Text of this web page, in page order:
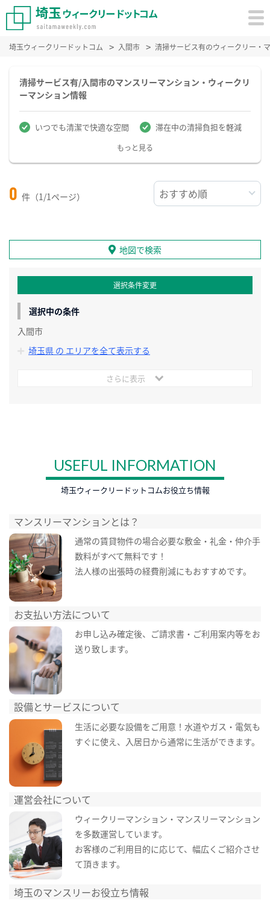
埼玉ウィークリードットコム 入間市 清掃サービス有のウィークリー・
清掃サービス有/入間市のマンスリーマンション・ウィークリ
ーマンション情報
いつでも清潔で快適な空間 滞在中の清掃負担を軽減
もっと見る
0 件（1/1ページ）
地図で検索
選択条件変更
選択中の条件
入間市
埼玉県 の エリアを全て表示する
さらに表示
USEFUL INFORMATION
埼玉ウィークリードットコムお役立ち情報
マンスリーマンションとは？
通常の賃貸物件の場合必要な敷金・礼金・仲介手
数料がすべて無料です！
法人様の出張時の経費削減にもおすすめです。
お支払い方法について
お申し込み確定後、ご請求書・ご利用案内等をお
送り致します。
設備とサービスについて
生活に必要な設備をご用意！水道やガス・電気も
すぐに使え、入居日から通常に生活ができます。
運営会社について
ウィークリーマンション・マンスリーマンション
を多数運営しています。
お客様のご利用目的に応じて、幅広くご紹介させ
て頂きます。
埼玉のマンスリーお役立ち情報